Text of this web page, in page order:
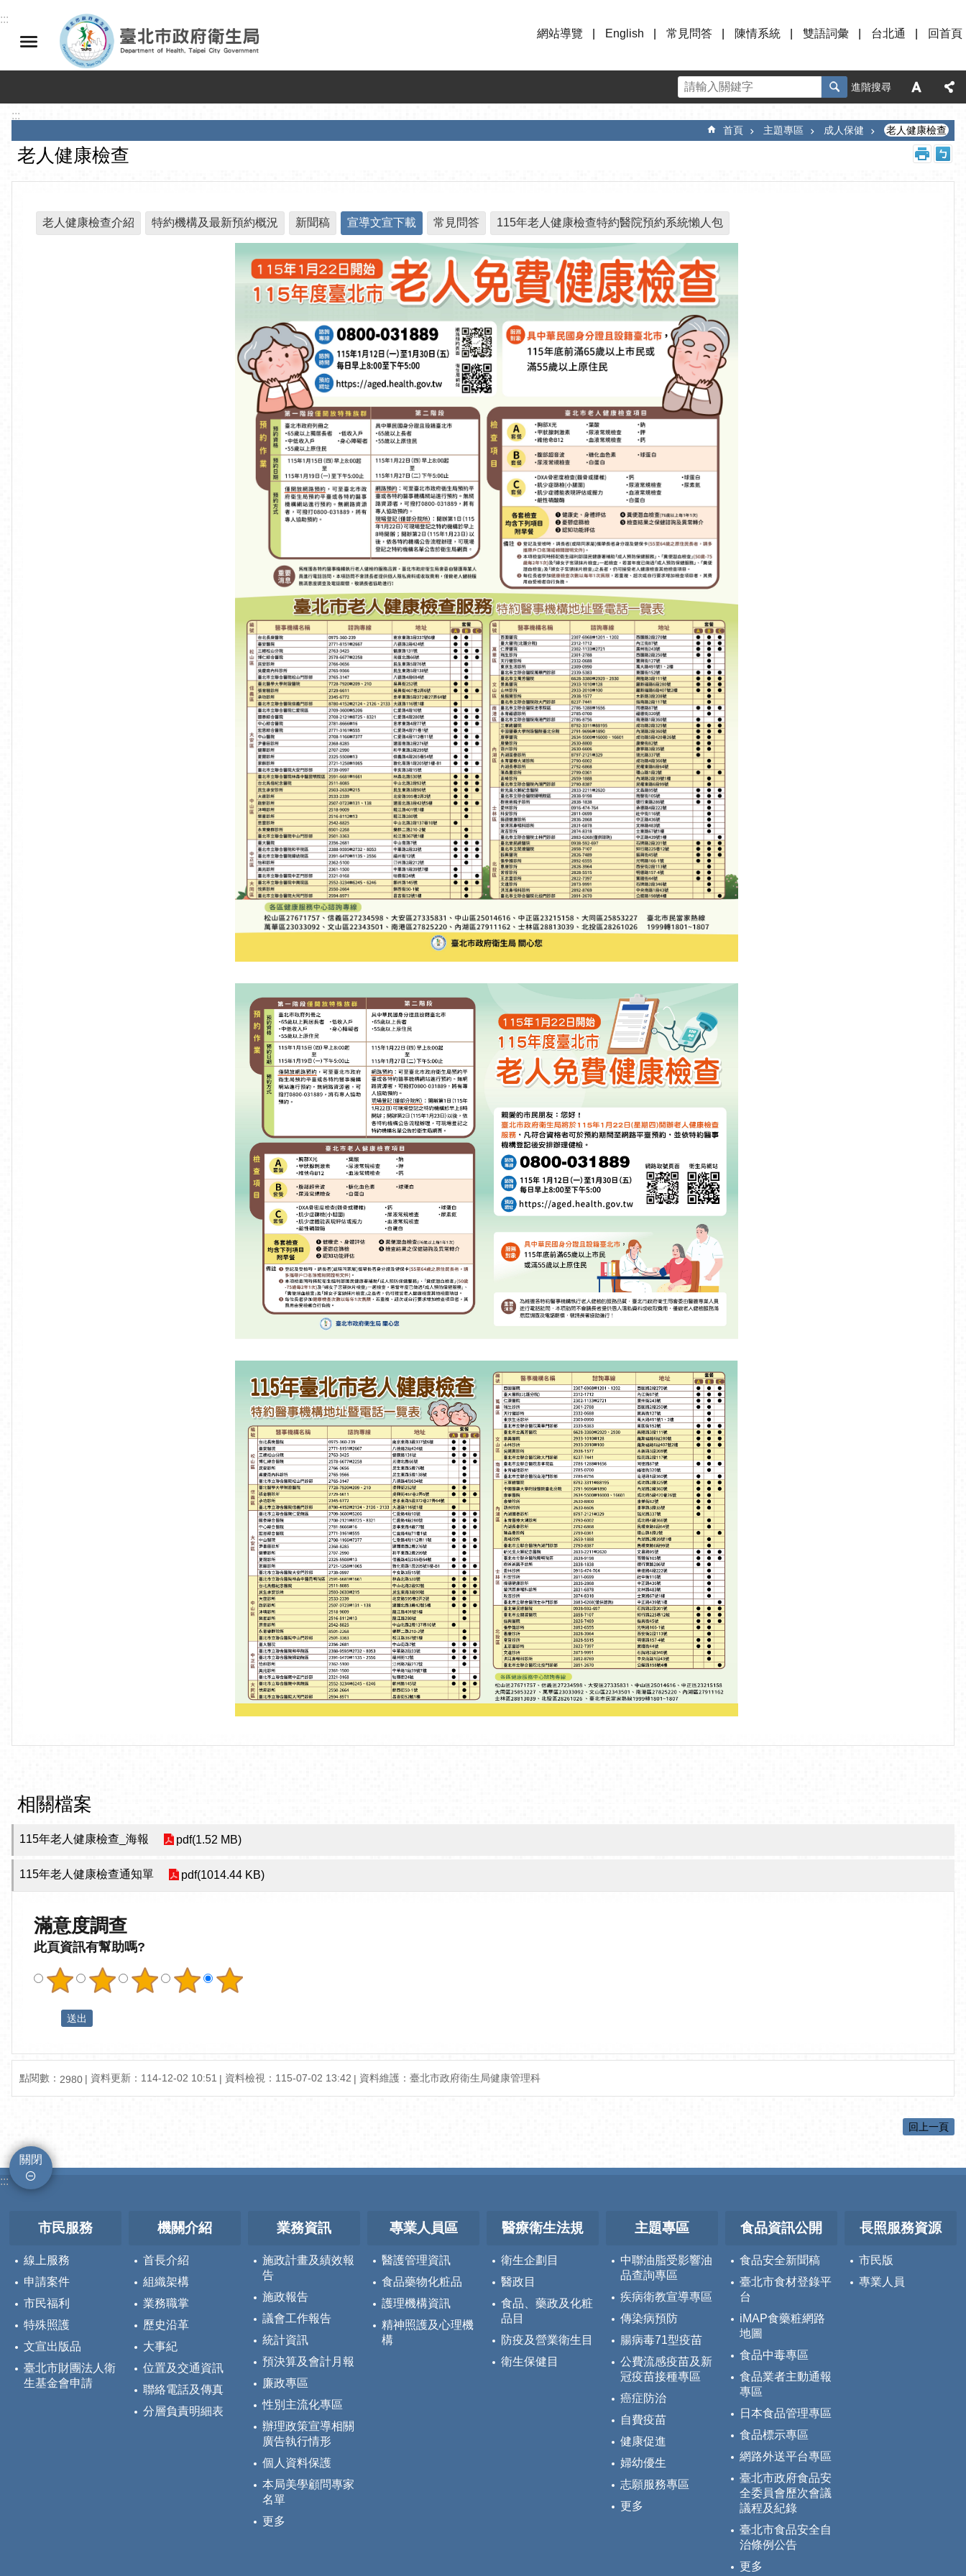
跳到主要內容區塊
:::
網站導覽
English 常見問答 陳情系統 雙語詞彙 台北通 回首頁
進階搜尋
:::
首頁 主題專區 成人保健 老人健康檢查
老人健康檢查
老人健康檢查介紹 特約機構及最新預約概況 新聞稿 宣導文宣下載 常見問答 115年老人健康檢查特約醫院預約系統懶人包
相關檔案
115年老人健康檢查_海報 pdf(1.52 MB)
115年老人健康檢查通知單 pdf(1014.44 KB)
滿意度調查
此頁資訊有幫助嗎?
點閱數： 2980 資料更新： 114-12-02 10:51 資料檢視： 115-07-02 13:42 資料維護： 臺北市政府衛生局健康管理科
回上一頁
關閉
:::
市民服務
線上服務
申請案件
市民福利
特殊照護
文宣出版品
臺北市財團法人衛
生基金會申請
機關介紹
首長介紹
組織架構
業務職掌
歷史沿革
大事紀
位置及交通資訊
聯絡電話及傳真
分層負責明細表
業務資訊
施政計畫及績效報
告
施政報告
議會工作報告
統計資訊
預決算及會計月報
廉政專區
性別主流化專區
辦理政策宣導相關
廣告執行情形
個人資料保護
本局美學顧問專家
名單
更多
專業人員區
醫護管理資訊
食品藥物化粧品
護理機構資訊
精神照護及心理機
構
醫療衛生法規
衛生企劃目
醫政目
食品、藥政及化粧
品目
防疫及營業衛生目
衛生保健目
主題專區
中聯油脂受影響油
品查詢專區
疾病衛教宣導專區
傳染病預防
腸病毒71型疫苗
公費流感疫苗及新
冠疫苗接種專區
癌症防治
自費疫苗
健康促進
婦幼優生
志願服務專區
更多
食品資訊公開
食品安全新聞稿
臺北市食材登錄平
台
iMAP食藥粧網路
地圖
食品中毒專區
食品業者主動通報
專區
日本食品管理專區
食品標示專區
網路外送平台專區
臺北市政府食品安
全委員會歷次會議
議程及紀錄
臺北市食品安全自
治條例公告
更多
長照服務資源
市民版
專業人員